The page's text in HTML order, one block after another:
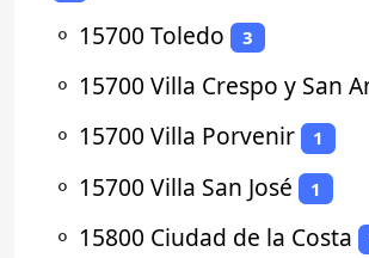
⚬ 15700 Toledo 3
⚬ 15700 Villa Crespo y San
⚬ 15700 Villa Porvenir 1
⚬ 15700 Villa San José 1
⚬ 15800 Ciudad de la Costa